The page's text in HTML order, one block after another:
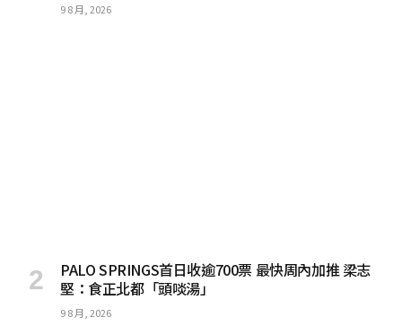
9 8 月, 2026
PALO SPRINGS首日收逾700票 最快周內加推 梁志
堅：食正北都「頭啖湯」
9 8 月, 2026